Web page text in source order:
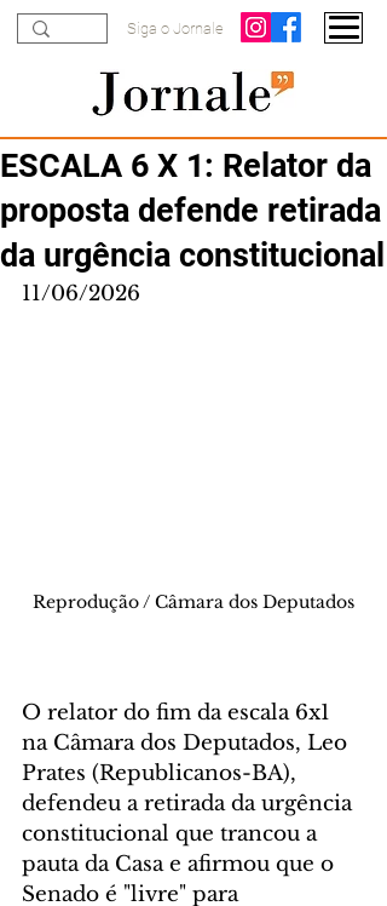
Siga o Jornale
ESCALA 6 X 1: Relator da
proposta defende retirada
da urgência constitucional
11/06/2026
Reprodução / Câmara dos Deputados
O relator do fim da escala 6x1
na Câmara dos Deputados, Leo
Prates (Republicanos-BA),
defendeu a retirada da urgência
constitucional que trancou a
pauta da Casa e afirmou que o
Senado é "livre" para